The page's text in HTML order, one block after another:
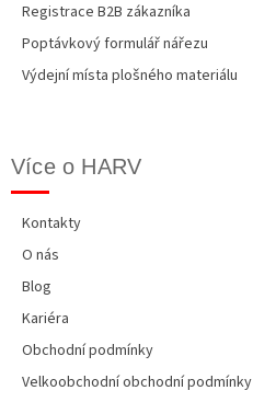
Registrace B2B zákazníka
Poptávkový formulář nářezu
Výdejní místa plošného materiálu
Více o HARV
Kontakty
O nás
Blog
Kariéra
Obchodní podmínky
Velkoobchodní obchodní podmínky